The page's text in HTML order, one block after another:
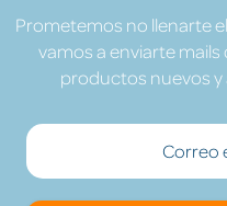
Prometemos no llenarte
vamos a enviarte
productos nuevos y